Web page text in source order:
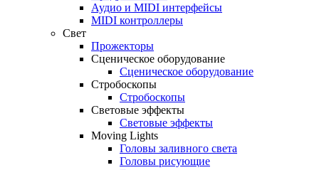
Аудио и MIDI интерфейсы
MIDI контроллеры
Свет
Прожекторы
Сценическое оборудование
Сценическое оборудование
Стробоскопы
Стробоскопы
Световые эффекты
Световые эффекты
Moving Lights
Головы заливного света
Головы рисующие